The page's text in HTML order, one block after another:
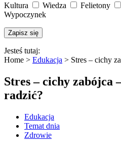
Kultura
Wiedza Felietony
Wypoczynek
Jesteś tutaj:
Home > Edukacja > Stres – cichy
Stres – cichy zabójca
radzić?
Edukacja
Temat dnia
Zdrowie